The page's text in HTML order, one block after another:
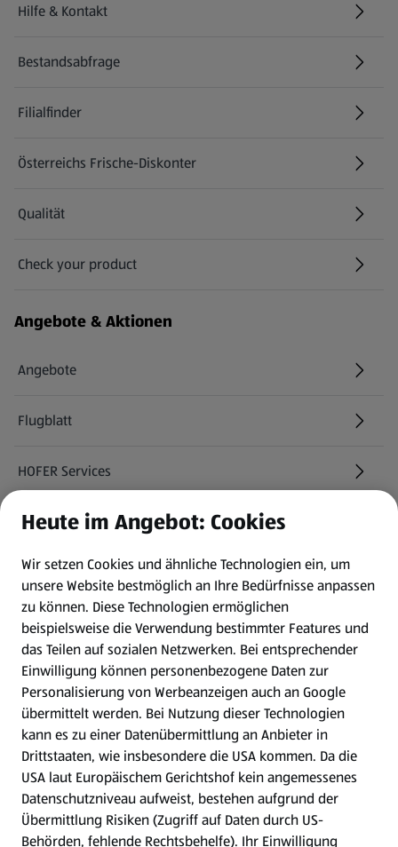
Hilfe & Kontakt
(öffnet in einem neuen Tab)
Bestandsabfrage
(öffnet in einem neuen Tab)
Filialfinder
Österreichs Frische-Diskonter
Qualität
Check your product
(öffnet in einem neuen Tab)
Angebote & Aktionen
Angebote
Flugblatt
HOFER Services
Newsletter
WhatsApp
Gewinnspiele
Mein HOFER. Meine Einkäufe.
Meine Meinung. Mein HOFER.
Gutscheingroßbestellung
(öffnet in einem neuen Tab)
Folge uns hier:
Heute im Angebot: Cookies
Wir setzen Cookies und ähnliche Technologien ein, um
unsere Website bestmöglich an Ihre Bedürfnisse anpassen
zu können. Diese Technologien ermöglichen
beispielsweise die Verwendung bestimmter Features und
das Teilen auf sozialen Netzwerken. Bei entsprechender
Einwilligung können personenbezogene Daten zur
Personalisierung von Werbeanzeigen auch an Google
übermittelt werden. Bei Nutzung dieser Technologien
kann es zu einer Datenübermittlung an Anbieter in
Drittstaaten, wie insbesondere die USA kommen. Da die
USA laut Europäischem Gerichtshof kein angemessenes
Datenschutzniveau aufweist, bestehen aufgrund der
Übermittlung Risiken (Zugriff auf Daten durch US-
Behörden, fehlende Rechtsbehelfe). Ihr Einwilligung